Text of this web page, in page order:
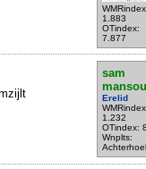
1.883
OTindex:
7.877
sam
Erelid
1.232
OTindex:
Wnplts: